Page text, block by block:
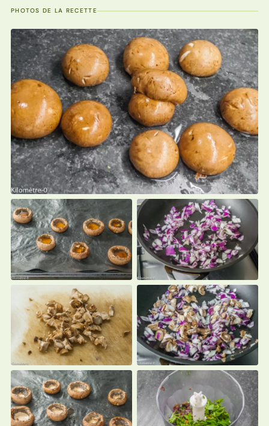
PHOTOS DE LA RECETTE